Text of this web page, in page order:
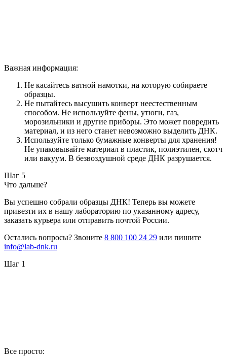
Важная информация:
Не касайтесь ватной намотки, на которую собираете
образцы.
Не пытайтесь высушить конверт неестественным
способом. Не используйте фены, утюги, газ,
морозильники и другие приборы. Это может повредить
материал, и из него станет невозможно выделить ДНК.
Используйте только бумажные конверты для хранения!
Не упаковывайте материал в пластик, полиэтилен, скотч
или вакуум. В безвоздушной среде ДНК разрушается.
Шаг 5
Что дальше?
Вы успешно собрали образцы ДНК! Теперь вы можете
привезти их в нашу лабораторию по указанному адресу,
заказать курьера или отправить почтой России.
Остались вопросы? Звоните 8 800 100 24 29 или пишите
info@lab-dnk.ru
Шаг 1
Все просто: